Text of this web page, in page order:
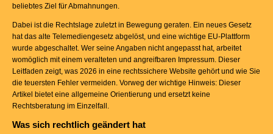
beliebtes Ziel für Abmahnungen.
Dabei ist die Rechtslage zuletzt in Bewegung geraten. Ein neues Gesetz
hat das alte Telemediengesetz abgelöst, und eine wichtige EU-Plattform
wurde abgeschaltet. Wer seine Angaben nicht angepasst hat, arbeitet
womöglich mit einem veralteten und angreifbaren Impressum. Dieser
Leitfaden zeigt, was 2026 in eine rechtssichere Website gehört und wie Sie
die teuersten Fehler vermeiden. Vorweg der wichtige Hinweis: Dieser
Artikel bietet eine allgemeine Orientierung und ersetzt keine
Rechtsberatung im Einzelfall.
Was sich rechtlich geändert hat